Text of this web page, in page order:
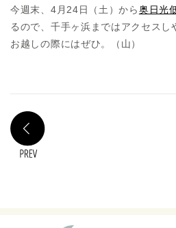
今週末、4月24日（土）から奥日光
るので、千手ヶ浜まではアクセスし
お越しの際にはぜひ。（山）